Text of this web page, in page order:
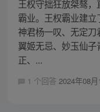
王权守拙狂放桀骜
霸业。王权霸业建
神君杨一叹、无定
翼姬无忌、妙玉仙
正、...
1 个回答 2024年08